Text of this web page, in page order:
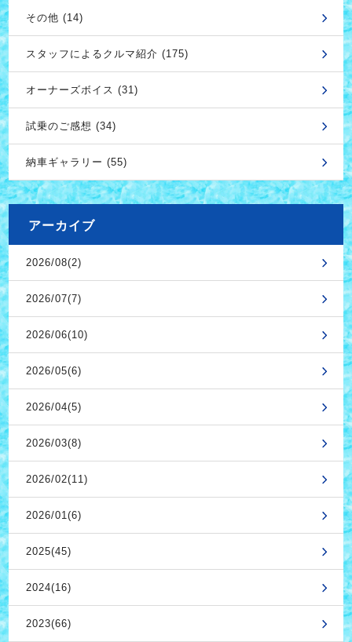
その他 (14)
スタッフによるクルマ紹介 (175)
オーナーズボイス (31)
試乗のご感想 (34)
納車ギャラリー (55)
アーカイブ
2026/08(2)
2026/07(7)
2026/06(10)
2026/05(6)
2026/04(5)
2026/03(8)
2026/02(11)
2026/01(6)
2025(45)
2024(16)
2023(66)